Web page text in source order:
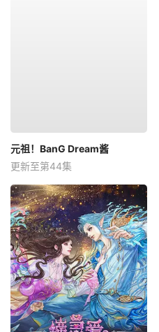
元祖！BanG Dream酱
更新至第44集